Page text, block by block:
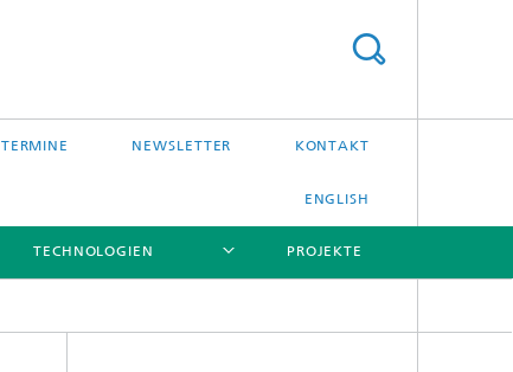
TERMINE NEWSLETTER KONTAKT
ENGLISH
TECHNOLOGIEN PROJEKTE